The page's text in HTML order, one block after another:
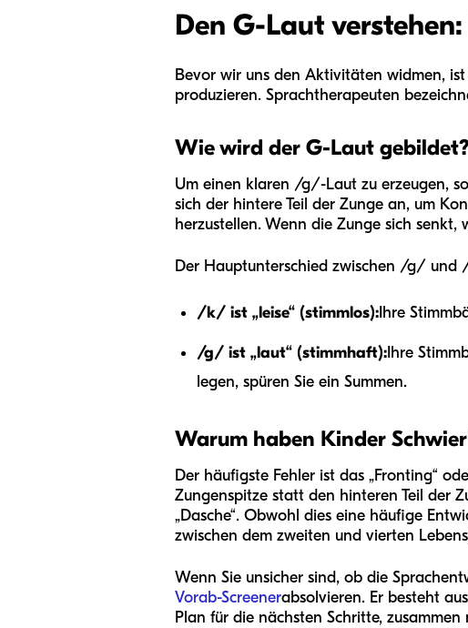
Den G-Laut
Bevor wir uns den Aktivitäten widmen,
produzieren. Sprachtherapeuten
Wie wird der G-Laut gebildet?
Um einen klaren /g/-Laut zu erzeugen,
sich der hintere Teil der Zunge an, um
herzustellen. Wenn die Zunge sich
Der Hauptunterschied zwischen /g/
/k/ ist „leise“ (stimmlos): Ihre
/g/ ist „laut“ (stimmhaft): Ihre
legen, spüren Sie ein Summen.
Warum haben Kinder
Der häufigste Fehler ist das „Fronting“
Zungenspitze statt den hinteren Teil der
„Dasche“. Obwohl dies eine häufige
zwischen dem zweiten und vierten
Wenn Sie unsicher sind, ob die
Vorab-Screenerabsolvieren. Er besteht
Plan für die nächsten Schritte,